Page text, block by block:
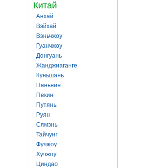
Китай
Анхай
Вэйхай
Вэньчжоу
Гуанчжоу
Донгуань
Жанджиаганге
Куньшань
Наньнин
Пекин
Путянь
Руян
Сямэнь
Тайчунг
Фучжоу
Хучжоу
Циндао